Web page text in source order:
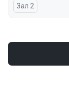
Зал 2